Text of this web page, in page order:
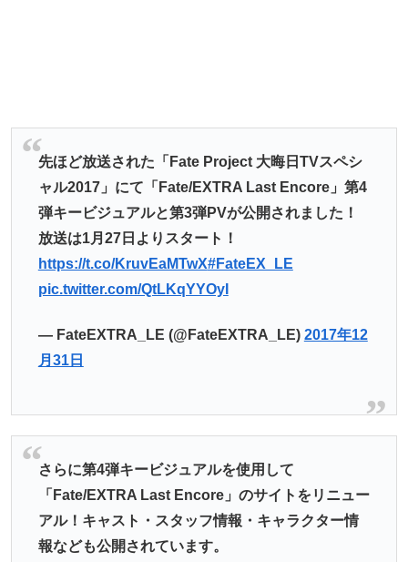
先ほど放送された「Fate Project 大晦日TVスペシ
ャル2017」にて「Fate/EXTRA Last Encore」第4
弾キービジュアルと第3弾PVが公開されました！
放送は1月27日よりスタート！
https://t.co/KruvEaMTwX#FateEX_LE
pic.twitter.com/QtLKqYYOyI
— FateEXTRA_LE (@FateEXTRA_LE) 2017年12
月31日
さらに第4弾キービジュアルを使用して
「Fate/EXTRA Last Encore」のサイトをリニュー
アル！キャスト・スタッフ情報・キャラクター情
報なども公開されています。